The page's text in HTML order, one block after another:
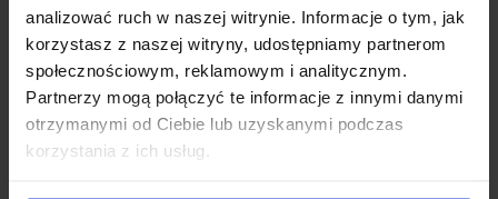
analizować ruch w naszej witrynie. Informacje o tym, jak
korzystasz z naszej witryny, udostępniamy partnerom
społecznościowym, reklamowym i analitycznym.
Partnerzy mogą połączyć te informacje z innymi danymi
otrzymanymi od Ciebie lub uzyskanymi podczas
korzystania z ich usług.